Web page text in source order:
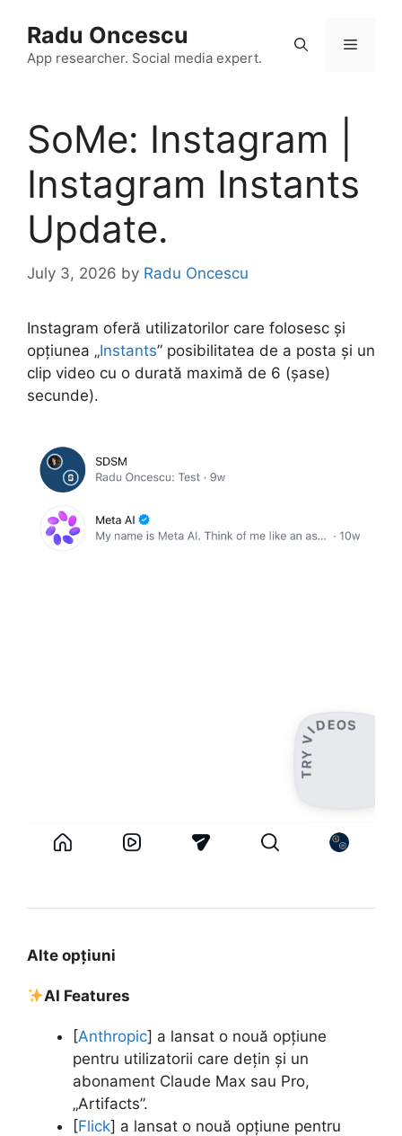
content
Radu Oncescu
App researcher. Social media expert.
Menu
SoMe: Instagram |
Instagram Instants
Update.
July 3, 2026 by Radu Oncescu
Instagram oferă utilizatorilor care folosesc și
opțiunea „Instants” posibilitatea de a posta și un
clip video cu o durată maximă de 6 (șase)
secunde).
Alte opțiuni
AI Features
[Anthropic] a lansat o nouă opțiune
pentru utilizatorii care dețin și un
abonament Claude Max sau Pro,
„Artifacts”.
[Flick] a lansat o nouă opțiune pentru